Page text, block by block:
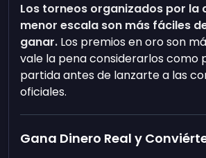
Los torneos organizados por la
menor escala son más fáciles
ganar. Los premios en oro son
vale la pena considerarlos como
partida antes de lanzarte a las
oficiales.
Gana Dinero Real y